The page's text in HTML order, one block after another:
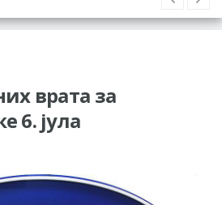
врата за
6. јула